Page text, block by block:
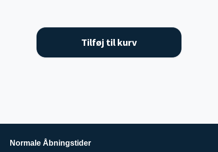
Tilføj til kurv
Normale Åbningstider